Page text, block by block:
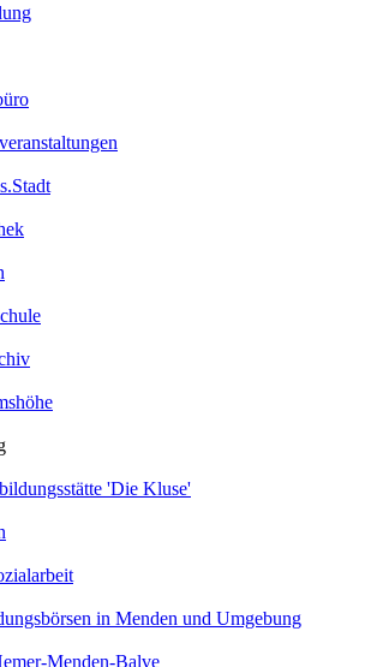
'Die Kluse'
in Menden und Umgebung
Menden-Balve